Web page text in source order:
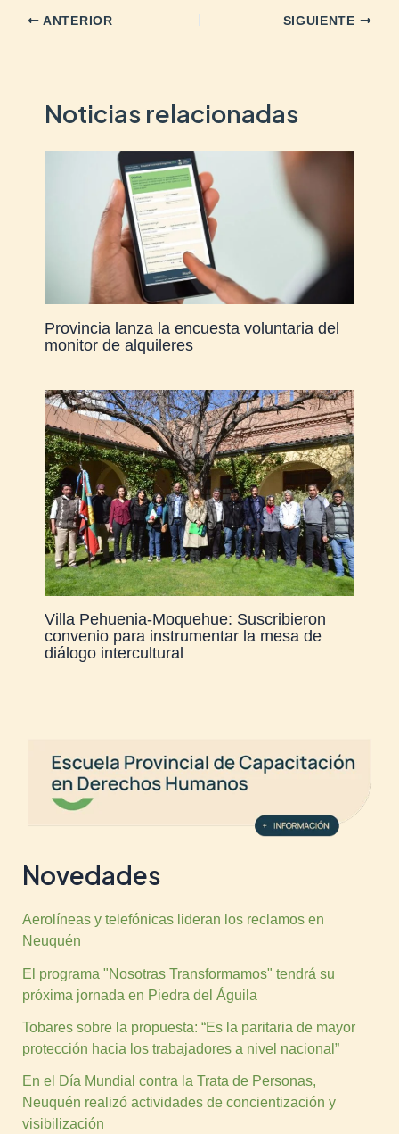
ANTERIOR SIGUIENTE
Noticias relacionadas
Provincia lanza la encuesta voluntaria del
monitor de alquileres
Villa Pehuenia-Moquehue: Suscribieron
convenio para instrumentar la mesa de
diálogo intercultural
Novedades
Aerolíneas y telefónicas lideran los reclamos en
Neuquén
El programa "Nosotras Transformamos" tendrá su
próxima jornada en Piedra del Águila
Tobares sobre la propuesta: “Es la paritaria de mayor
protección hacia los trabajadores a nivel nacional”
En el Día Mundial contra la Trata de Personas,
Neuquén realizó actividades de concientización y
visibilización